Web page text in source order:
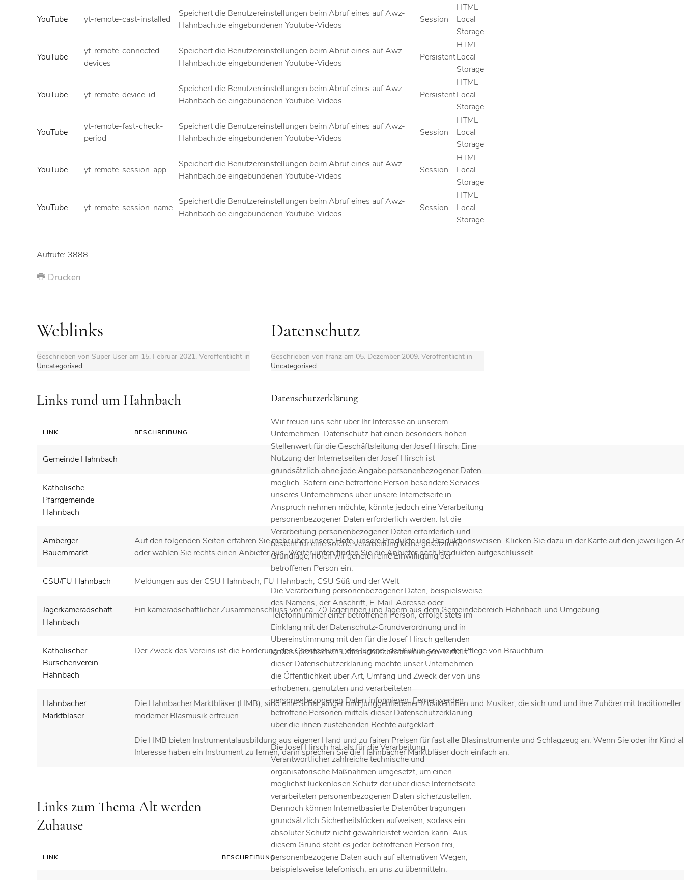
YouTube yt-remote-cast-installed
Speichert die Benutzereinstellungen beim Abruf eines auf Awz-
Hahnbach.de eingebundenen Youtube-Videos
Session
HTML
Local
Storage
YouTube
yt-remote-connected-
devices
Speichert die Benutzereinstellungen beim Abruf eines auf Awz-
Hahnbach.de eingebundenen Youtube-Videos
Persistent
HTML
Local
Storage
YouTube yt-remote-device-id
Speichert die Benutzereinstellungen beim Abruf eines auf Awz-
Hahnbach.de eingebundenen Youtube-Videos
Persistent
HTML
Local
Storage
YouTube
yt-remote-fast-check-
period
Speichert die Benutzereinstellungen beim Abruf eines auf Awz-
Hahnbach.de eingebundenen Youtube-Videos
Session
HTML
Local
Storage
YouTube yt-remote-session-app
Speichert die Benutzereinstellungen beim Abruf eines auf Awz-
Hahnbach.de eingebundenen Youtube-Videos
Session
HTML
Local
Storage
YouTube yt-remote-session-name
Speichert die Benutzereinstellungen beim Abruf eines auf Awz-
Hahnbach.de eingebundenen Youtube-Videos
Session
HTML
Local
Storage
Aufrufe: 3888
Drucken
Weblinks
Geschrieben von Super User am 15. Februar 2021. Veröffentlicht in
Uncategorised.
Links rund um Hahnbach
LINK BESCHREIBUNG
Gemeinde Hahnbach
Katholische
Pfarrgemeinde
Hahnbach
Amberger
Bauernmarkt
Auf den folgenden Seiten erfahren Sie mehr über unsere Höfe, unsere Produkte und Produktionsweisen. Klicken Sie dazu in der Karte auf den jeweiligen
oder wählen Sie rechts einen Anbieter aus. Weiter unten finden Sie die Anbieter nach Produkten aufgeschlüsselt.
CSU/FU Hahnbach Meldungen aus der CSU Hahnbach, FU Hahnbach, CSU Süß und der Welt
Jägerkameradschaft
Hahnbach
Ein kameradschaftlicher Zusammenschluss von ca. 70 Jägerinnen und Jägern aus dem Gemeindebereich Hahnbach und Umgebung.
Katholischer
Burschenverein
Hahnbach
Der Zweck des Vereins ist die Förderung des Christentums, der Jugend, der Kultur, sowie der Pflege von Brauchtum
Hahnbacher
Marktbläser
Die Hahnbacher Marktbläser (HMB), sind eine Schar junger und junggebliebener Musikerinnen und Musiker, die sich und und ihre Zuhörer mit traditioneller
moderner Blasmusik erfreuen.
Die HMB bieten Instrumentalausbildung aus eigener Hand und zu fairen Preisen für fast alle Blasinstrumente und Schlagzeug an. Wenn Sie oder ihr Kind
Interesse haben ein Instrument zu lernen, dann sprechen Sie die Hahnbacher Marktbläser doch einfach an.
Links zum Thema Alt werden
Zuhause
LINK BESCHREIBUNG
Datenschutz
Geschrieben von franz am 05. Dezember 2009. Veröffentlicht in
Uncategorised.
Datenschutzerklärung
Wir freuen uns sehr über Ihr Interesse an unserem
Unternehmen. Datenschutz hat einen besonders hohen
Stellenwert für die Geschäftsleitung der Josef Hirsch. Eine
Nutzung der Internetseiten der Josef Hirsch ist
grundsätzlich ohne jede Angabe personenbezogener Daten
möglich. Sofern eine betroffene Person besondere Services
unseres Unternehmens über unsere Internetseite in
Anspruch nehmen möchte, könnte jedoch eine Verarbeitung
personenbezogener Daten erforderlich werden. Ist die
Verarbeitung personenbezogener Daten erforderlich und
besteht für eine solche Verarbeitung keine gesetzliche
Grundlage, holen wir generell eine Einwilligung der
betroffenen Person ein.
Die Verarbeitung personenbezogener Daten, beispielsweise
des Namens, der Anschrift, E-Mail-Adresse oder
Telefonnummer einer betroffenen Person, erfolgt stets im
Einklang mit der Datenschutz-Grundverordnung und in
Übereinstimmung mit den für die Josef Hirsch geltenden
landesspezifischen Datenschutzbestimmungen. Mittels
dieser Datenschutzerklärung möchte unser Unternehmen
die Öffentlichkeit über Art, Umfang und Zweck der von uns
erhobenen, genutzten und verarbeiteten
personenbezogenen Daten informieren. Ferner werden
betroffene Personen mittels dieser Datenschutzerklärung
über die ihnen zustehenden Rechte aufgeklärt.
Die Josef Hirsch hat als für die Verarbeitung
Verantwortlicher zahlreiche technische und
organisatorische Maßnahmen umgesetzt, um einen
möglichst lückenlosen Schutz der über diese Internetseite
verarbeiteten personenbezogenen Daten sicherzustellen.
Dennoch können Internetbasierte Datenübertragungen
grundsätzlich Sicherheitslücken aufweisen, sodass ein
absoluter Schutz nicht gewährleistet werden kann. Aus
diesem Grund steht es jeder betroffenen Person frei,
personenbezogene Daten auch auf alternativen Wegen,
beispielsweise telefonisch, an uns zu übermitteln.